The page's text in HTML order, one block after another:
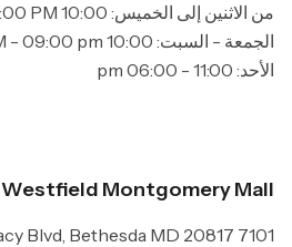
من الاثنين إلى الخميس: 10:00 AM – 8:00 PM
الجمعة - السبت: 10:00 AM - 09:00 pm
الأحد: 11:00 - 06:00 pm
Westfield Montgomery Mall
7101 Democracy Blvd, Bethesda MD 20817 (الطابق الأول)